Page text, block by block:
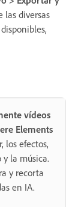
las diversas
vídeos
Elements
los efectos,
la música.
y recorta
en IA.